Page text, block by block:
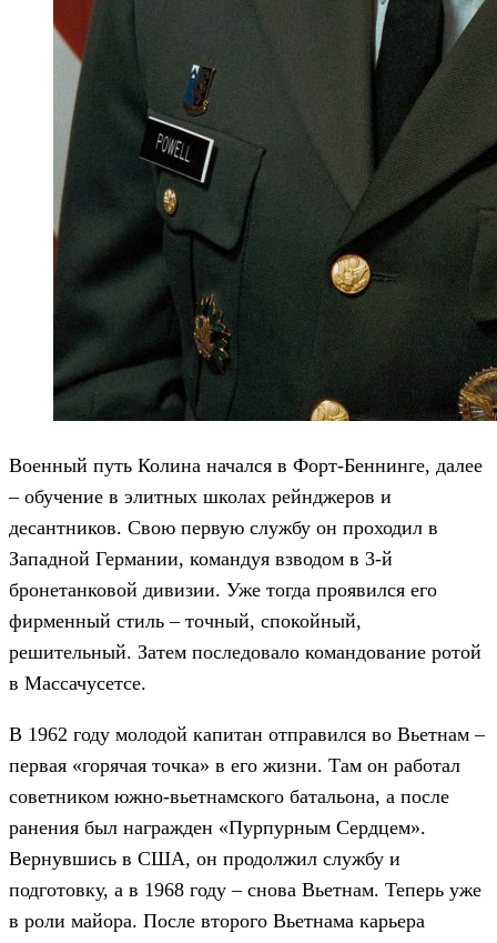
Военный путь Колина начался в Форт-Беннинге, далее
– обучение в элитных школах рейнджеров и
десантников. Свою первую службу он проходил в
Западной Германии, командуя взводом в 3-й
бронетанковой дивизии. Уже тогда проявился его
фирменный стиль – точный, спокойный,
решительный. Затем последовало командование ротой
в Массачусетсе.
В 1962 году молодой капитан отправился во Вьетнам –
первая «горячая точка» в его жизни. Там он работал
советником южно-вьетнамского батальона, а после
ранения был награжден «Пурпурным Сердцем».
Вернувшись в США, он продолжил службу и
подготовку, а в 1968 году – снова Вьетнам. Теперь уже
в роли майора. После второго Вьетнама карьера